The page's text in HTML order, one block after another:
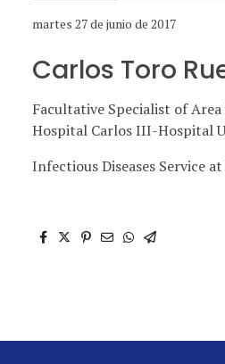
martes 27 de junio de 2017
Carlos Toro
Facultative Specialist of
Hospital Carlos III-Hospital
Infectious Diseases Service